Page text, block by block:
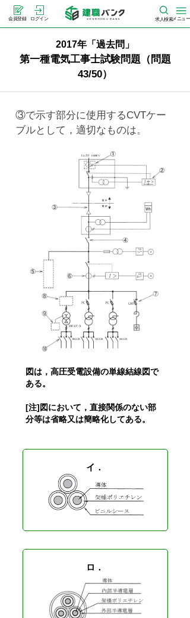
会員登録 ログイン 求人検索メニュー
2017年「過去問」
第一種電気工事士試験問題（問題
43/50）
③で示す部分に使用するCVTケー
ブルとして，適切なものは。
図は，高圧受電設備の単線結線図で
ある。
[注]図において，直接関係のない部
分等は省略又は簡略化してある。
イ．
ロ．